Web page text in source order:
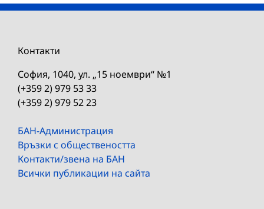
Контакти
София, 1040, ул. „15 ноември“ №1
(+359 2) 979 53 33
(+359 2) 979 52 23
БАН-Администрация
Връзки с обществеността
Контакти/звена на БАН
Всички публикации на сайта